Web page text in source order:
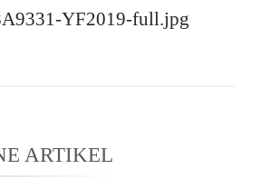
YF2019-full.jpg
ARTIKEL